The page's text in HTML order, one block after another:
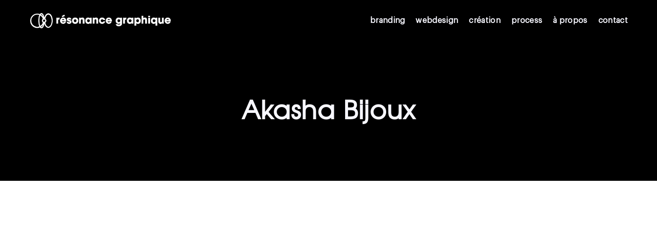
branding webdesign création process à propos contact
Akasha Bijoux